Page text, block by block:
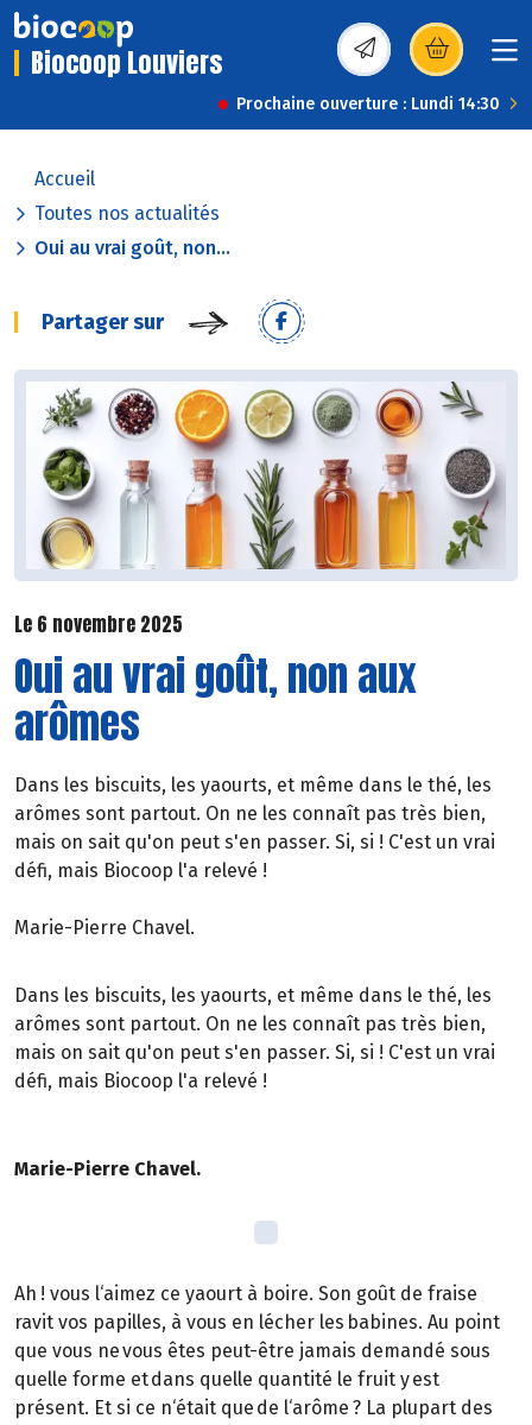
Biocoop Louviers (s’ouvre dans une
Prochaine ouverture : Lundi 14:30
Accueil
Toutes nos actualités
Oui au vrai goût, non...
Partager sur
Le 6 novembre 2025
Oui au vrai goût, non aux
arômes
Dans les biscuits, les yaourts, et même dans le thé, les
arômes sont partout. On ne les connaît pas très bien,
mais on sait qu'on peut s'en passer. Si, si ! C'est un vrai
défi, mais Biocoop l'a relevé !
Marie-Pierre Chavel.
Dans les biscuits, les yaourts, et même dans le thé, les
arômes sont partout. On ne les connaît pas très bien,
mais on sait qu'on peut s'en passer. Si, si ! C'est un vrai
défi, mais Biocoop l'a relevé !
Marie-Pierre Chavel.
Ah ! vous l‘aimez ce yaourt à boire. Son goût de fraise
ravit vos papilles, à vous en lécher les babines. Au point
que vous ne vous êtes peut-être jamais demandé sous
quelle forme et dans quelle quantité le fruit y est
présent. Et si ce n‘était que de l‘arôme ? La plupart des